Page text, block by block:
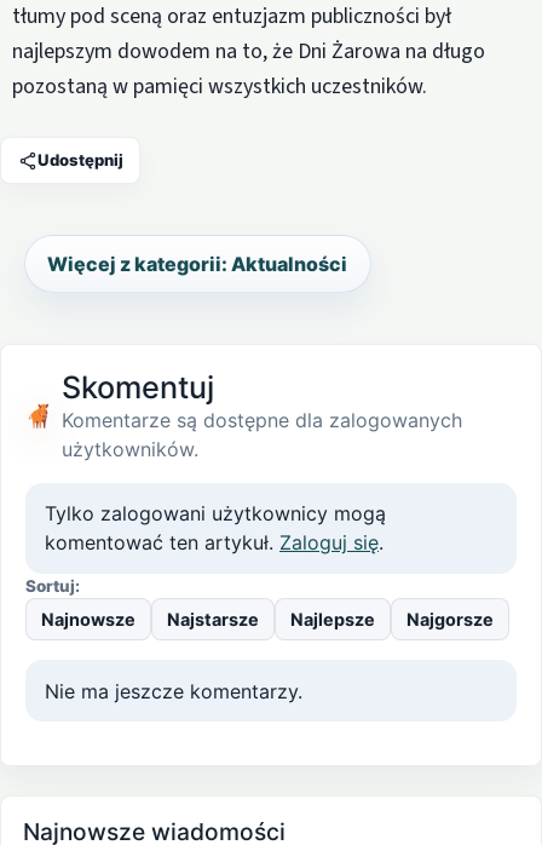
tłumy pod sceną oraz entuzjazm publiczności był
najlepszym dowodem na to, że Dni Żarowa na długo
pozostaną w pamięci wszystkich uczestników.
Udostępnij
Więcej z kategorii: Aktualności
Skomentuj
Komentarze są dostępne dla zalogowanych
użytkowników.
Tylko zalogowani użytkownicy mogą
komentować ten artykuł. Zaloguj się.
Sortuj:
Najnowsze Najstarsze Najlepsze Najgorsze
Nie ma jeszcze komentarzy.
Najnowsze wiadomości